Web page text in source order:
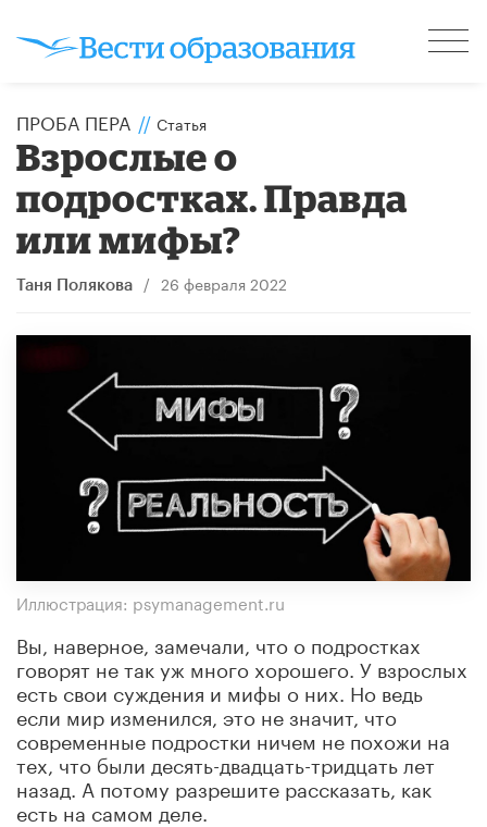
ПРОБА ПЕРА // Статья
Взрослые о
подростках. Правда
или мифы?
Таня Полякова / 26 февраля 2022
Иллюстрация: psymanagement.ru
Вы, наверное, замечали, что о подростках
говорят не так уж много хорошего. У взрослых
есть свои суждения и мифы о них. Но ведь
если мир изменился, это не значит, что
современные подростки ничем не похожи на
тех, что были десять-двадцать-тридцать лет
назад. А потому разрешите рассказать, как
есть на самом деле.